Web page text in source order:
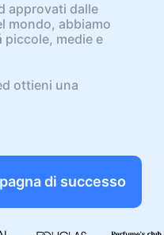
approvati dalle
mondo, abbiamo
piccole, medie e
ottieni una
di successo